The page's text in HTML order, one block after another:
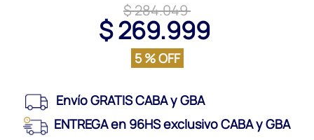
$ 284.049
$ 269.999
5 % OFF
Envío GRATIS CABA y GBA
ENTREGA en 96HS exclusivo CABA y GBA